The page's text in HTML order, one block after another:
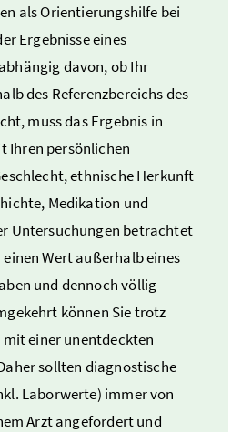
als Orientierungshilfe bei
Ergebnisse eines
davon, ob Ihr
des Referenzbereichs des
muss das Ergebnis in
Ihren persönlichen
ethnische Herkunft
Medikation und
Untersuchungen betrachtet
Wert außerhalb eines
und dennoch völlig
können Sie trotz
einer unentdeckten
sollten diagnostische
Laborwerte) immer von
Arzt angefordert und